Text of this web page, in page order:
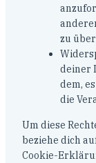
zu
deiner
dem,
die
Um diese
beziehe dich
Cookie-